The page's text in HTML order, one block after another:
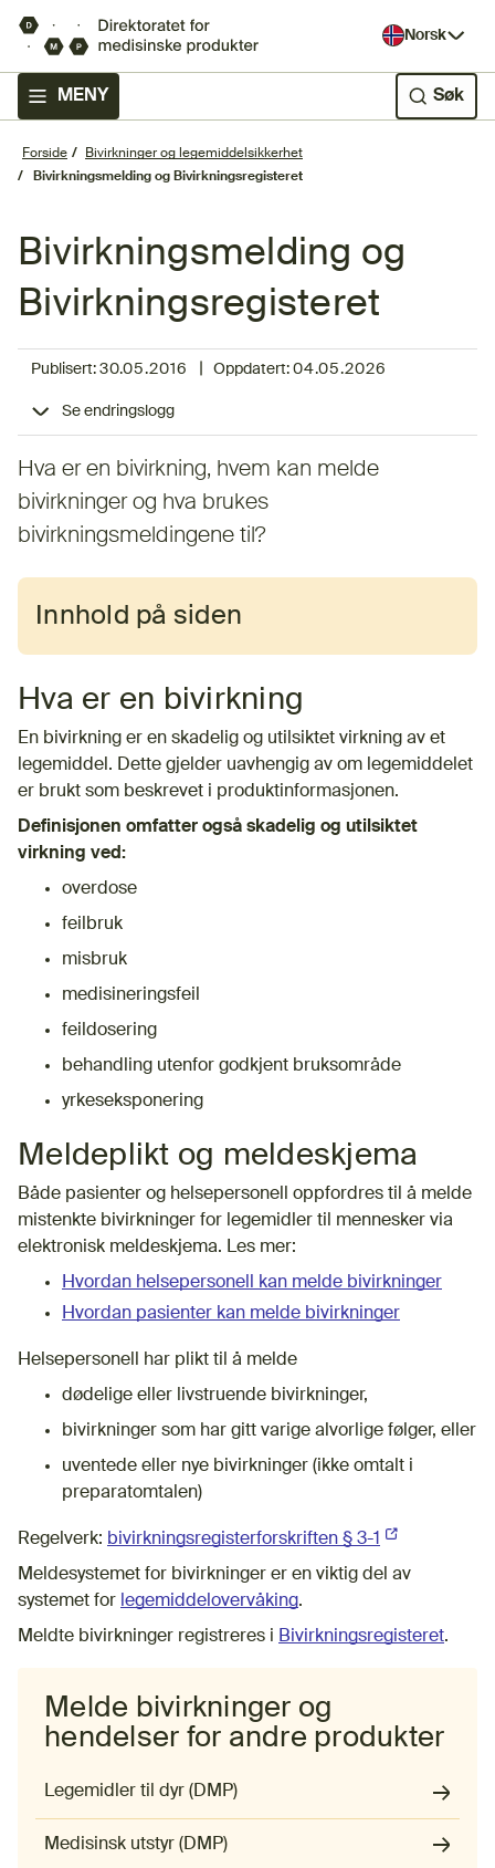
Norsk
MENY Søk
Forside
Bivirkninger og legemiddelsikkerhet
Bivirkningsmelding og Bivirkningsregisteret
Bivirkningsmelding og
Bivirkningsregisteret
Publisert: 30.05.2016 Oppdatert:04.05.2026
Se endringslogg
Hva er en bivirkning, hvem kan melde
bivirkninger og hva brukes
bivirkningsmeldingene til?
Innhold på siden
Hva er en bivirkning
En bivirkning er en skadelig og utilsiktet virkning av et
legemiddel. Dette gjelder uavhengig av om legemiddelet
er brukt som beskrevet i produktinformasjonen.
Definisjonen omfatter også skadelig og utilsiktet
virkning ved:
overdose
feilbruk
misbruk
medisineringsfeil
feildosering
behandling utenfor godkjent bruksområde
yrkeseksponering
Meldeplikt og meldeskjema
Både pasienter og helsepersonell oppfordres til å melde
mistenkte bivirkninger for legemidler til mennesker via
elektronisk meldeskjema. Les mer:
Hvordan helsepersonell kan melde bivirkninger
Hvordan pasienter kan melde bivirkninger
Helsepersonell har plikt til å melde
dødelige eller livstruende bivirkninger,
bivirkninger som har gitt varige alvorlige følger, eller
uventede eller nye bivirkninger (ikke omtalt i
preparatomtalen)
Regelverk: bivirkningsregisterforskriften § 3-1 (Ekstern
Meldesystemet for bivirkninger er en viktig del av
systemet for legemiddelovervåking.
Meldte bivirkninger registreres i Bivirkningsregisteret.
Melde bivirkninger og
hendelser for andre produkter
Legemidler til dyr (DMP)
Medisinsk utstyr (DMP)